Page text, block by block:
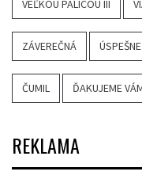
VEĽKOU PALICOU III
ZÁVEREČNÁ
ČUMIL ĎAKUJEME
REKLAMA